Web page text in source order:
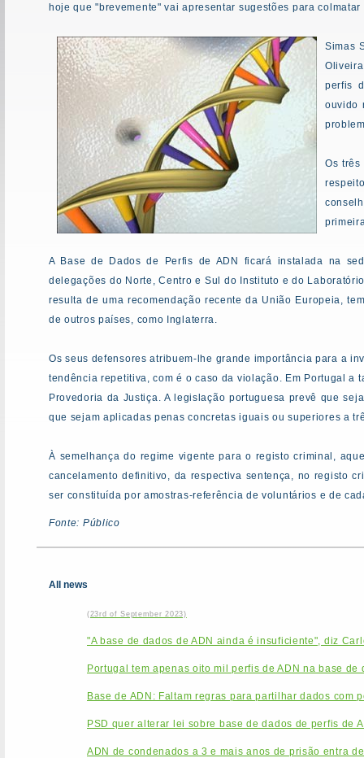
hoje que "brevemente" vai apresentar sugestões para
Simas
perfis
ouvido
Os
A Base de Dados de Perfis de ADN ficará instalada na
delegações do Norte, Centro e Sul do Instituto e do
resulta de uma recomendação recente da União Europeia,
de outros países, como Inglaterra.
Os seus defensores atribuem-lhe grande importância para a
tendência repetitiva, com é o caso da violação. Em Portugal
Provedoria da Justiça. A legislação portuguesa prevê que
que sejam aplicadas penas concretas iguais ou superiores a
À semelhança do regime vigente para o registo criminal,
cancelamento definitivo, da respectiva sentença, no registo
ser constituída por amostras-referência de voluntários e de
Fonte: Público
All news
(23rd of September 2023)
"A base de dados de ADN ainda é insuficiente", diz
Portugal tem apenas oito mil perfis de ADN na base de
Base de ADN: Faltam regras para partilhar dados com
PSD quer alterar lei sobre base de dados de perfis de
ADN de condenados a 3 e mais anos de prisão entra